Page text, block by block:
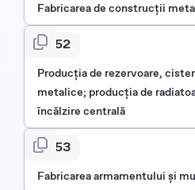
Fabricarea de construcţii
252
Producţia de rezervoare,
metalice; producţia de
încălzire centrală
253
Fabricarea armamentului şi